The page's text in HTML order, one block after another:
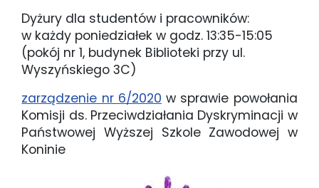
Dyżury dla studentów i pracowników:
w każdy poniedziałek w godz. 13:35-15:05
(pokój nr 1, budynek Biblioteki przy ul.
Wyszyńskiego 3C)
zarządzenie nr 6/2020 w sprawie powołania
Komisji ds. Przeciwdziałania Dyskryminacji w
Państwowej Wyższej Szkole Zawodowej w
Koninie